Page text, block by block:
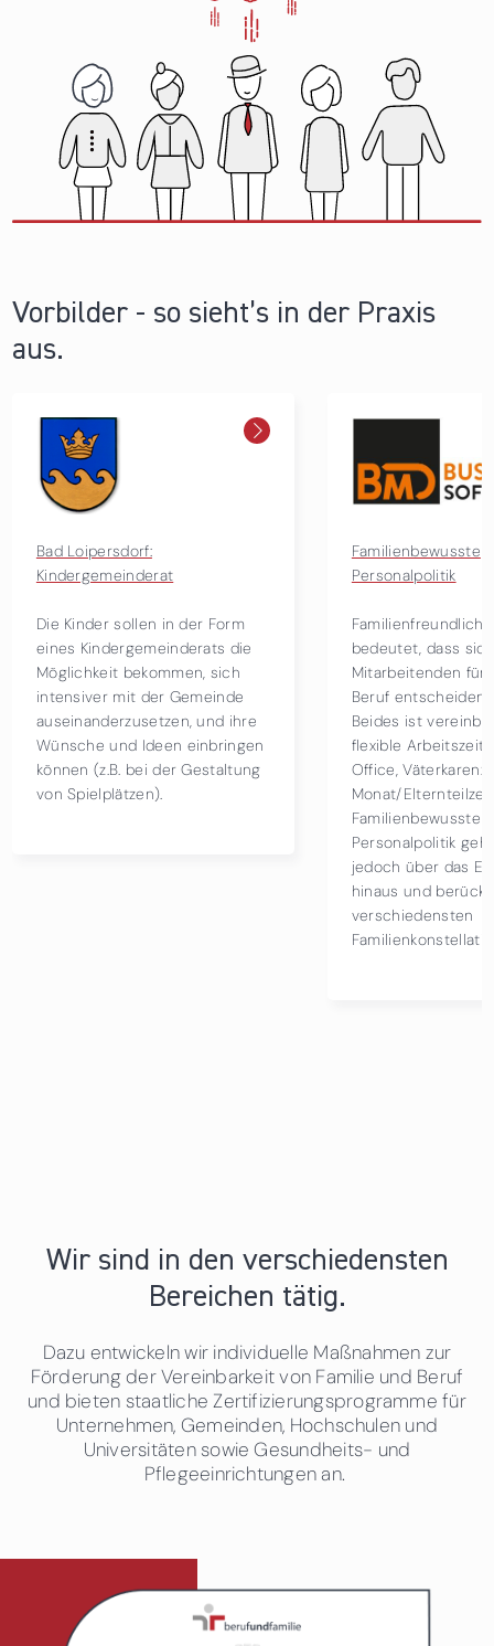
Vorbilder - so sieht’s in der Praxis
aus.
die
ihre
Familienbewusste
Personalpolitik
Familienfreundlichkeit für BMD
bedeutet, dass sich die
Mitarbeitenden für Familie und
Beruf entscheiden können.
Beides ist vereinbar durch
flexible Arbeitszeiten, Home-
Office, Väterkarenz/Papa-
Monat/Elternteilzeit.
jedoch über das Elternthema
hinaus und berücksichtigt die
Am
in
und
Wir sind in den verschiedensten
Bereichen tätig.
Dazu entwickeln wir individuelle Maßnahmen zur
Förderung der Vereinbarkeit von Familie und Beruf
und bieten staatliche Zertifizierungsprogramme für
Unternehmen, Gemeinden, Hochschulen und
Universitäten sowie Gesundheits- und
Pflegeeinrichtungen an.